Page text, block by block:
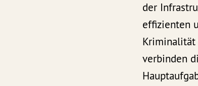
der
effizienten
Kriminalität
verbinden